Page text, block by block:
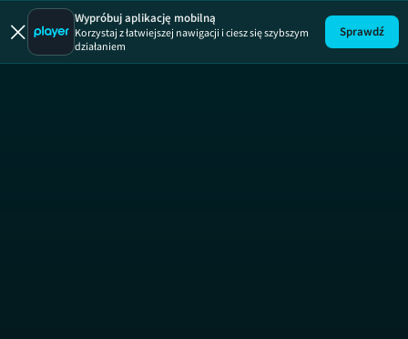
Turbo kamera
Wypróbuj aplikację mobilną
Korzystaj z łatwiejszej nawigacji i ciesz się szybszym
działaniem
Sprawdź